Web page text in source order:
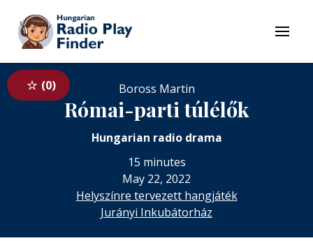
To contents
Menu
0 Boross Martin
Római-parti túlélők
Hungarian radio drama
15 minutes
May 22, 2022
Helyszínre tervezett hangjáték
Jurányi Inkubátorház